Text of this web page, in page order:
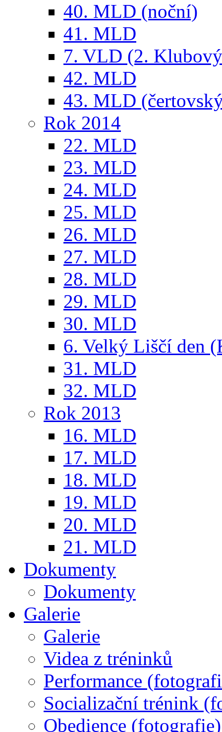
40. MLD (noční)
41. MLD
7. VLD (2.
42. MLD
43. MLD
Rok 2014
22. MLD
23. MLD
24. MLD
25. MLD
26. MLD
27. MLD
28. MLD
29. MLD
30. MLD
6. Velký Liščí den
31. MLD
32. MLD
Rok 2013
16. MLD
17. MLD
18. MLD
19. MLD
20. MLD
21. MLD
Dokumenty
Dokumenty
Galerie
Galerie
Videa z tréninků
Performance
Socializační trénink
Obedience (fotografie)